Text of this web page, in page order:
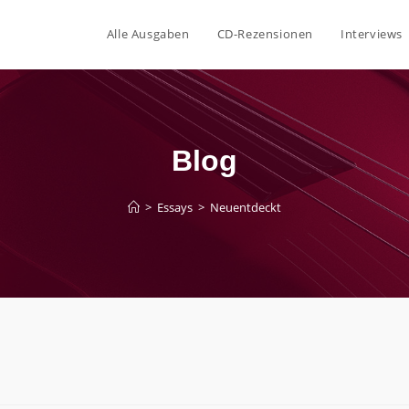
Alle Ausgaben CD-Rezensionen Interviews
Blog
> Essays > Neuentdeckt